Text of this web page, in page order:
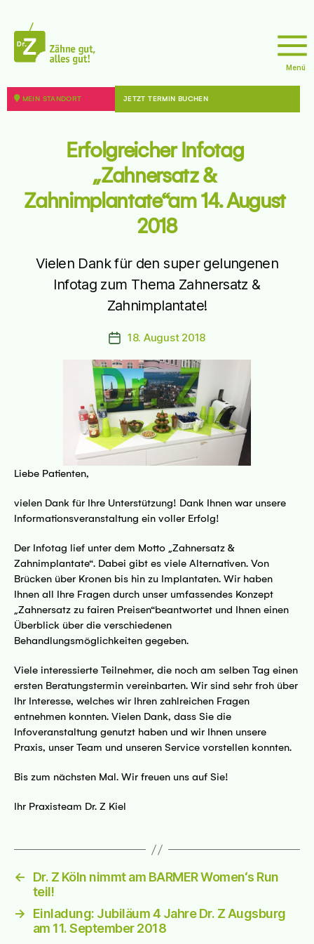
z
Menü
MEIN STANDORT JETZT TERMIN BUCHEN
Erfolgreicher Infotag
„Zahnersatz &
Zahnimplantate“am 14. August
2018
Vielen Dank für den super gelungenen
Infotag zum Thema Zahnersatz &
Zahnimplantate!
Beitragsdatum
18. August 2018
Liebe Patienten,
vielen Dank für Ihre Unterstützung! Dank Ihnen war unsere
Informationsveranstaltung ein voller Erfolg!
Der Infotag lief unter dem Motto „Zahnersatz &
Zahnimplantate“. Dabei gibt es viele Alternativen. Von
Brücken über Kronen bis hin zu Implantaten. Wir haben
Ihnen all Ihre Fragen durch unser umfassendes Konzept
„Zahnersatz zu fairen Preisen“beantwortet und Ihnen einen
Überblick über die verschiedenen
Behandlungsmöglichkeiten gegeben.
Viele interessierte Teilnehmer, die noch am selben Tag einen
ersten Beratungstermin vereinbarten. Wir sind sehr froh über
Ihr Interesse, welches wir Ihren zahlreichen Fragen
entnehmen konnten. Vielen Dank, dass Sie die
Infoveranstaltung genutzt haben und wir Ihnen unsere
Praxis, unser Team und unseren Service vorstellen konnten.
Bis zum nächsten Mal. Wir freuen uns auf Sie!
Ihr Praxisteam Dr. Z Kiel
←
Dr. Z Köln nimmt am BARMER Women‘s Run
teil!
→
Einladung: Jubiläum 4 Jahre Dr. Z Augsburg
am 11. September 2018